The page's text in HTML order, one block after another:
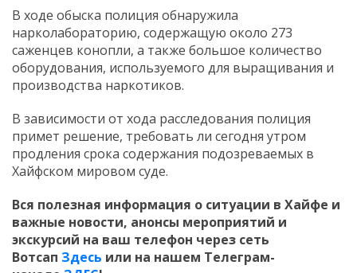
В ходе обыска полиция обнаружила
нарколабораторию, содержащую около 273
саженцев конопли, а также большое количество
оборудования, используемого для выращивания и
производства наркотиков.
В зависимости от хода расследования полиция
примет решение, требовать ли сегодня утром
продления срока содержания подозреваемых в
Хайфском мировом суде.
Вся полезная информация о ситуации в Хайфе и
важные новости, анонсы мероприятий и
экскурсий на ваш телефон через сеть
Вотсап Здесь или на нашем Телеграм-